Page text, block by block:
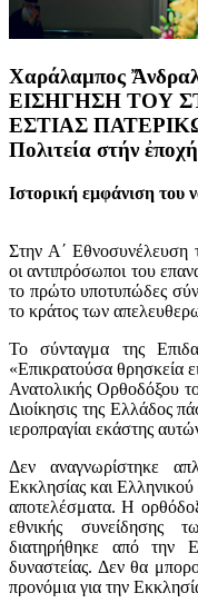
Χαράλαμπος
ΕΙΣΗΓΗΣΗ ΤΟΥ
ΕΣΤΙΑΣ
Πολιτεία στήν
Ιστορική εμφάνιση του
Στην Α΄ Εθνοσυνέλευση
οι αντιπρόσωποι του
το πρώτο υποτυπώδες
το κράτος των
Το σύνταγμα της
«Επικρατούσα θρησκεία
Ανατολικής Ορθοδόξου
Διοίκησις της Ελλάδος
ιεροπραγίαι εκάστης
Δεν αναγνωρίστηκε
Εκκλησίας και
αποτελέσματα. Η
εθνικής συνείδησης
διατηρήθηκε από την
δυναστείας. Δεν θα
προνόμια για την